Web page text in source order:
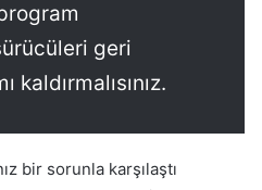
geri
kaldırmalısınız.
bir sorunla karşılaştı